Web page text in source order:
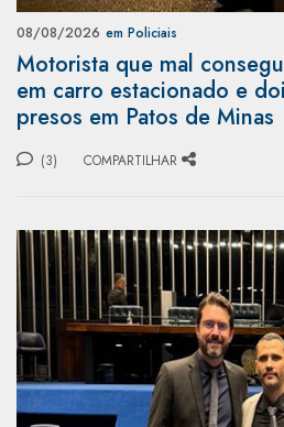
08/08/2026 em Policiais
Motorista que mal
em carro estacionado e
presos em Patos de Minas
(3) COMPARTILHAR